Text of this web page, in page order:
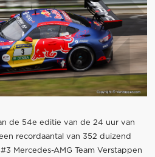
de 54e editie van de 24 uur van
recordaantal van 352 duizend
Mercedes-AMG Team Verstappen